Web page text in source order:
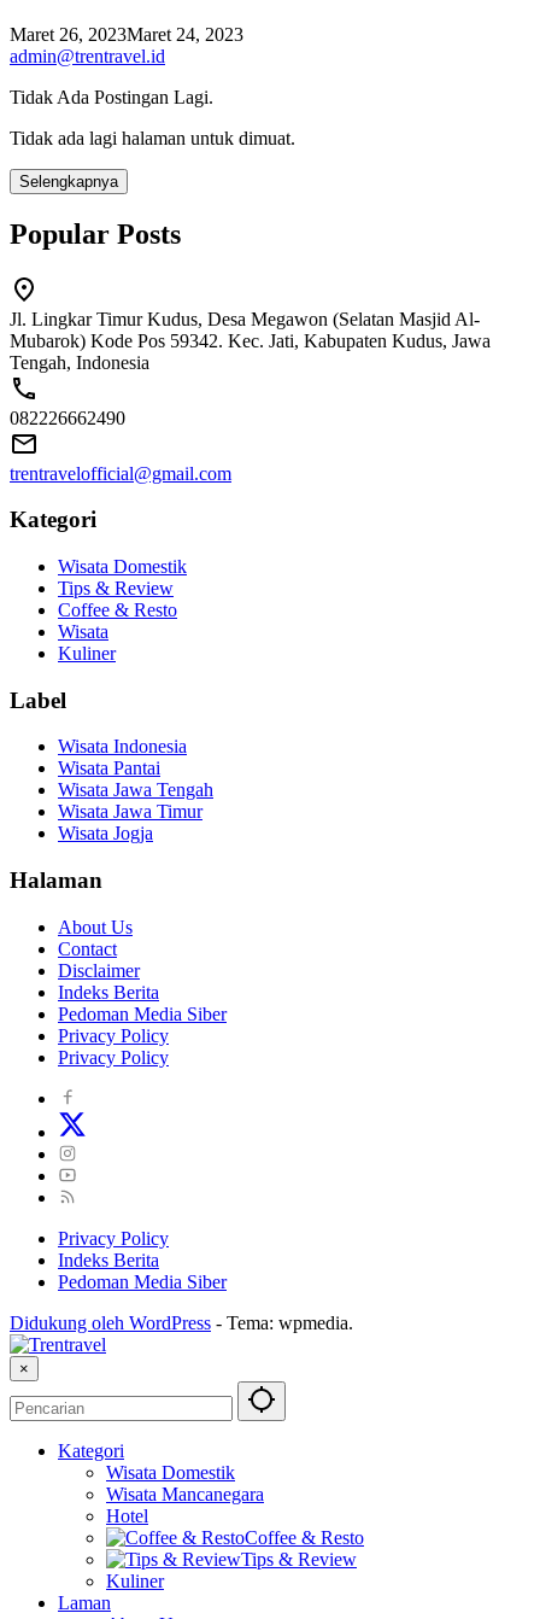
Maret 26, 2023Maret 24, 2023
admin@trentravel.id
Tidak Ada Postingan Lagi.
Tidak ada lagi halaman untuk dimuat.
Selengkapnya
Popular Posts
Jl. Lingkar Timur Kudus, Desa Megawon (Selatan Masjid Al-
Mubarok) Kode Pos 59342. Kec. Jati, Kabupaten Kudus, Jawa
Tengah, Indonesia
082226662490
trentravelofficial@gmail.com
Kategori
Wisata Domestik
Tips & Review
Coffee & Resto
Wisata
Kuliner
Label
Wisata Indonesia
Wisata Pantai
Wisata Jawa Tengah
Wisata Jawa Timur
Wisata Jogja
Halaman
About Us
Contact
Disclaimer
Indeks Berita
Pedoman Media Siber
Privacy Policy
Privacy Policy
Privacy Policy
Indeks Berita
Pedoman Media Siber
Didukung oleh WordPress - Tema: wpmedia.
×
Kategori
Wisata Domestik
Wisata Mancanegara
Hotel
Coffee & Resto
Tips & Review
Kuliner
Laman